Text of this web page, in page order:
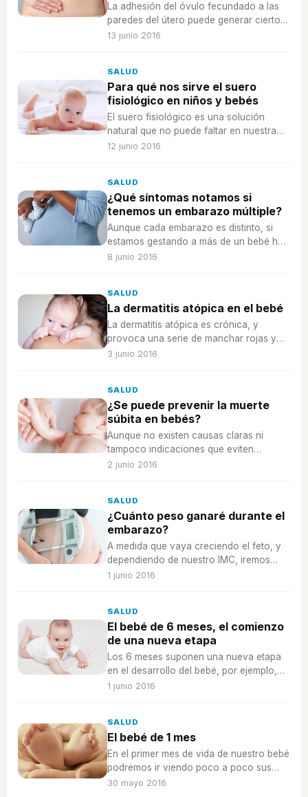
La adhesión del óvulo fecundado a las
paredes del útero puede generar cierto
sangrado que confundamos con una
13 junio 2016
SALUD
Para qué nos sirve el suero
fisiológico en niños y bebés
El suero fisiológico es una solución
natural que no puede faltar en nuestra
casa, sirve tanto para limpiar la nariz a
12 junio 2016
SALUD
¿Qué síntomas notamos si
tenemos un embarazo múltiple?
Aunque cada embarazo es distinto, si
estamos gestando a más de un bebé hay
algunas señales que notaremos, sobre
8 junio 2016
SALUD
La dermatitis atópica en el bebé
La dermatitis atópica es crónica, y
provoca una serie de manchar rojas y
picor cuando la piel del bebé entra en
3 junio 2016
SALUD
¿Se puede prevenir la muerte
súbita en bebés?
Aunque no existen causas claras ni
tampoco indicaciones que eviten
totalmente sufrir este síndrome, sí existen
2 junio 2016
SALUD
¿Cuánto peso ganaré durante el
embarazo?
A medida que vaya creciendo el feto, y
dependiendo de nuestro IMC, iremos
ganando una cantidad concreta de peso,
1 junio 2016
SALUD
El bebé de 6 meses, el comienzo
de una nueva etapa
Los 6 meses suponen una nueva etapa
en el desarrollo del bebé, por ejemplo,
ya podemos dejar de darle leche
1 junio 2016
SALUD
El bebé de 1 mes
En el primer mes de vida de nuestro bebé
podremos ir viendo poco a poco sus
avances, aunque tendremos tanta
30 mayo 2016